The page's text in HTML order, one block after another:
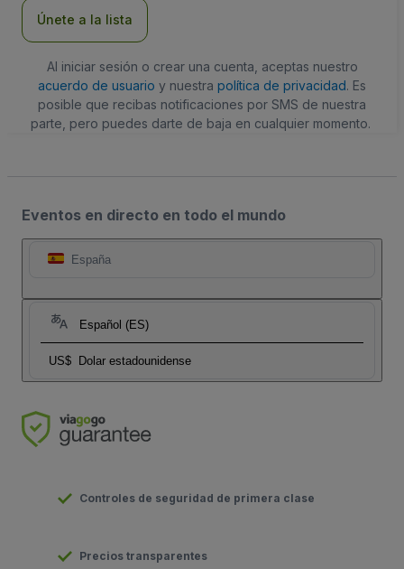
Únete a la lista
Al iniciar sesión o crear una cuenta, aceptas nuestro
acuerdo de usuario y nuestra política de privacidad. Es
posible que recibas notificaciones por SMS de nuestra
parte, pero puedes darte de baja en cualquier momento.
Eventos en directo en todo el mundo
España
Español (ES)
US$ Dolar estadounidense
Controles de seguridad de primera clase
Precios transparentes